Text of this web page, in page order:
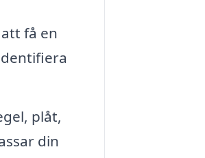
få en
plåt,
din